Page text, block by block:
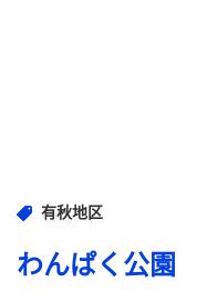
有秋地区
わんぱく公園